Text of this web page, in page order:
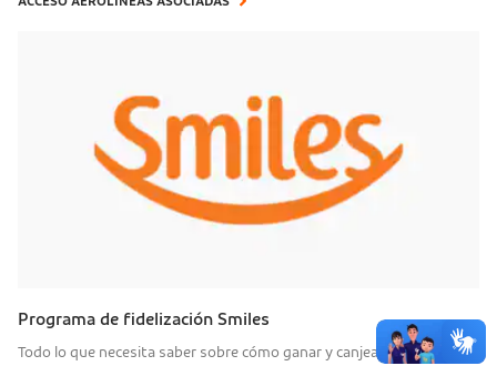
Programa de fidelización Smiles
Todo lo que necesita saber sobre cómo ganar y canjear millas y